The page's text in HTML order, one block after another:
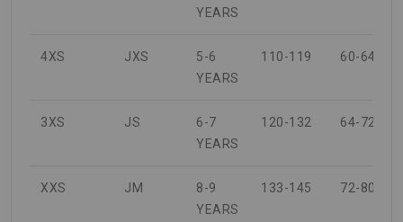
YEARS
4XS JXS
5-6
YEARS
110-119 60-64
3XS JS
6-7
YEARS
120-132 64-72
XXS JM
8-9
YEARS
133-145 72-80